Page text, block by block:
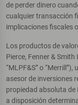
de perder dinero
cualquier transacción
implicaciones fiscales
Los productos de
Pierce, Fenner &
“MLPF&S” o
asesor de inversiones
propiedad absoluta de
a disposición